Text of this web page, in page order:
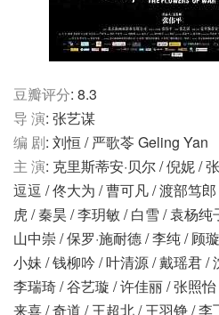
豆瓣评分: 8.3
导 演: 张艺谋
编 剧: 刘恒 / 严歌苓 Geling Yan
主 演: 克里斯蒂安·贝尔 / 倪妮 /
逗逗 / 佟大为 / 曹可凡 / 渡部笃
虎 / 秦昊 / 李玥敏 / 白雪 / 袁杨
山中崇 / 保罗·施耐德 / 李纯 / 顾
小妹 / 钱柳吟 / 叶清源 / 戴瑶君 /
李瑞琦 / 谷艺璇 / 许佳丽 / 张照
来喜 / 奇道 / 王超北 / 王羽铮 /